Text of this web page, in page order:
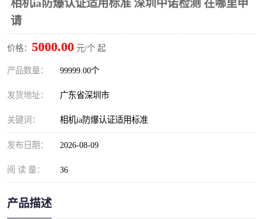
相机ia防爆认证适用标准 深圳中诺检测 在哪里申
请
价格： 5000.00 元/个 起
产品数量： 99999.00个
发货地址： 广东省深圳市
关键词： 相机ia防爆认证适用标准
发布日期： 2026-08-09
阅 读 量： 36
产品描述